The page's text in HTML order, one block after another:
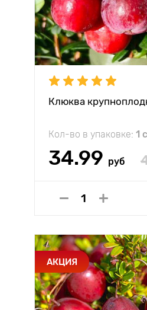
Клюква
Кол-во в упаковке: 1
34.99 руб
АКЦИЯ